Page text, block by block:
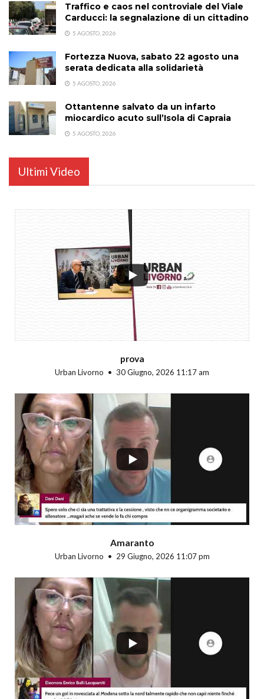
Traffico e caos nel controviale del Viale
Carducci: la segnalazione di un cittadino
5 AGOSTO, 2026
Fortezza Nuova, sabato 22 agosto una
serata dedicata alla solidarietà
5 AGOSTO, 2026
Ottantenne salvato da un infarto
miocardico acuto sull’Isola di Capraia
5 AGOSTO, 2026
Ultimi Video
prova
Urban Livorno 30 Giugno, 2026 11:17 am
Amaranto
Urban Livorno 29 Giugno, 2026 11:07 pm